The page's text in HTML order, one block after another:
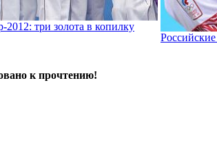
три золота в копилку
к прочтению!